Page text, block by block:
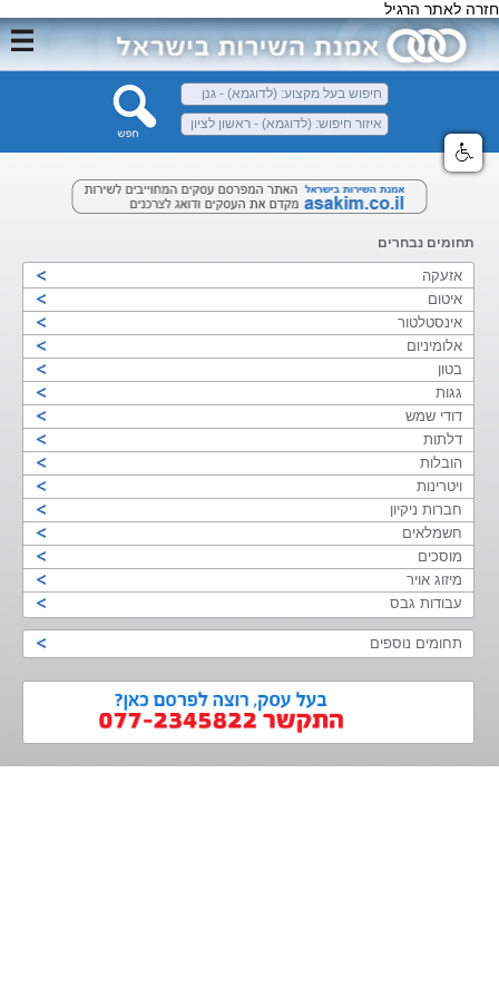
חזרה לאתר הרגיל
תחומים נבחרים
אזעקה
איטום
אינסטלטור
אלומיניום
בטון
גגות
דודי שמש
דלתות
הובלות
ויטרינות
חברות ניקיון
חשמלאים
מוסכים
מיזוג אויר
עבודות גבס
תחומים נוספים